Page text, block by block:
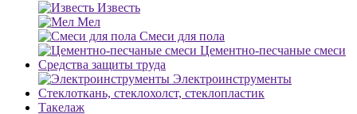
Известь
Мел
Смеси для пола
Цементно-песчаные смеси
Средства защиты труда
Электроинструменты
Стеклоткань, стеклохолст, стеклопластик
Такелаж